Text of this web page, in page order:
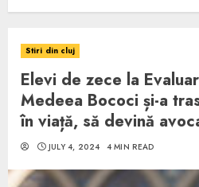
Stiri din cluj
Elevi de zece la
Medeea Bococi și-a
în viață, să devină
JULY 4, 2024 4 MIN READ